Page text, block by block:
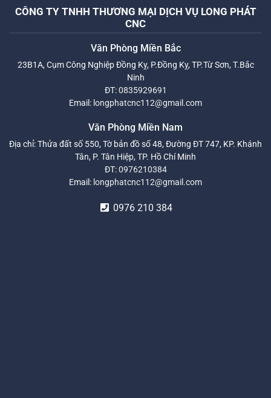
CÔNG TY TNHH THƯƠNG MẠI DỊCH VỤ LONG PHÁT
CNC
Văn Phòng Miền Bắc
23B1A, Cụm Công Nghiệp Đồng Kỵ, P.Đồng Kỵ, TP.Từ Sơn, T.Bắc
Ninh
ĐT:0835929691
Email: longphatcnc112@gmail.com
Văn Phòng Miền Nam
Địa chỉ: Thửa đất số 550, Tờ bản đồ số 48, Đường ĐT 747, KP. Khánh
Tân, P. Tân Hiệp, TP. Hồ Chí Minh
ĐT:0976210384
Email: longphatcnc112@gmail.com
0976 210 384